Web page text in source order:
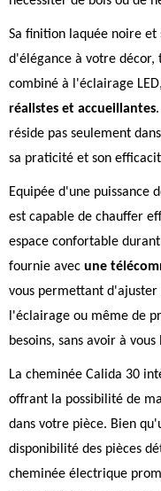
Sa finition laquée noire
d'élégance à votre décor,
combiné à l'éclairage LED,
réalistes et accueillantes
réside pas seulement
sa praticité et son
Equipée d'une puissance
est capable de chauffer
espace confortable
fournie avec une
vous permettant
l'éclairage ou même de
besoins, sans avoir à vous
La cheminée Calida 30
offrant la possibilité de
dans votre pièce. Bien
disponibilité des pièces
cheminée électrique